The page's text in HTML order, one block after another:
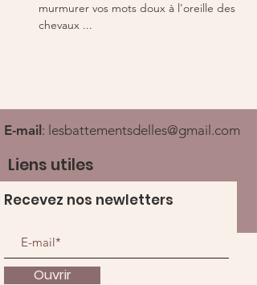
murmurer vos mots doux à l'oreille des
chevaux ...
E-mail : lesbattementsdelles@gmail.com
Liens utiles
Recevez nos newletters
Ouvrir